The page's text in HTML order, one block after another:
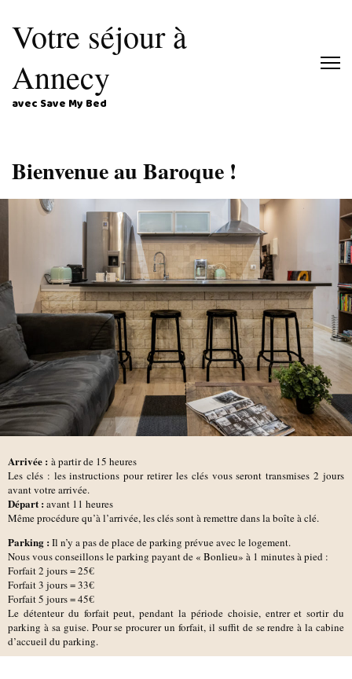
Votre séjour à
Annecy
avec Save My Bed
Bienvenue au Baroque !
Arrivée : à partir de 15 heures
Les clés : les instructions pour retirer les clés vous seront transmises 2 jours
avant votre arrivée.
Départ : avant 11 heures
Même procédure qu’à l’arrivée, les clés sont à remettre dans la boîte à clé.
Parking : Il n’y a pas de place de parking prévue avec le logement.
Nous vous conseillons le parking payant de « Bonlieu» à 1 minutes à pied :
Forfait 2 jours = 25€
Forfait 3 jours = 33€
Forfait 5 jours = 45€
Le détenteur du forfait peut, pendant la période choisie, entrer et sortir du
parking à sa guise. Pour se procurer un forfait, il suffit de se rendre à la cabine
d’accueil du parking.